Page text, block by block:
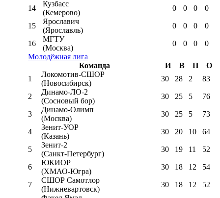
14
Кузбасс
(Кемерово)
0 0 0 0
15
Ярославич
(Ярославль)
0 0 0 0
16
МГТУ
(Москва)
0 0 0
0
Молодёжная лига
Команда
И В П
О
1
Локомотив-CШОР
(Новосибирск)
30 28 2 83
2
Динамо-ЛО-2
(Сосновый бор)
30 25 5 76
3
Динамо-Олимп
(Москва)
30 25 5 73
4
Зенит-УОР
(Казань)
30 20 10 64
5
Зенит-2
(Санкт-Петербург)
30 19 11 52
6
ЮКИОР
(ХМАО-Югра)
30 18 12 54
7
СШОР Самотлор
(Нижневартовск)
30 18 12 52